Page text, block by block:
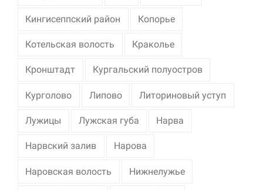
Кингисеппский район Копорье
Котельская волость Краколье
Кронштадт Кургальский полуостров
Курголово Липово Литориновый уступ
Лужицы Лужская губа Нарва
Нарвский залив Нарова
Наровская волость Нижнелужье